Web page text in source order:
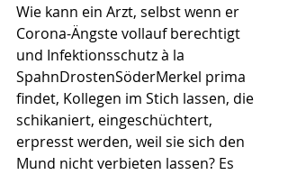
Wie kann ein Arzt, selbst wenn er
Corona-Ängste vollauf berechtigt
und Infektionsschutz à la
SpahnDrostenSöderMerkel prima
findet, Kollegen im Stich lassen, die
schikaniert, eingeschüchtert,
erpresst werden, weil sie sich den
Mund nicht verbieten lassen? Es